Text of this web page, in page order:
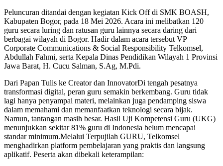
Peluncuran ditandai dengan kegiatan Kick Off di SMK BOASH,
Kabupaten Bogor, pada 18 Mei 2026. Acara ini melibatkan 120
guru secara luring dan ratusan guru lainnya secara daring dari
berbagai wilayah di Bogor. Hadir dalam acara tersebut VP
Corporate Communications & Social Responsibility Telkomsel,
Abdullah Fahmi, serta Kepala Dinas Pendidikan Wilayah 1 Provinsi
Jawa Barat, H. Cucu Salman, S.Ag, M.Pdi.
Dari Papan Tulis ke Creator dan InnovatorDi tengah pesatnya
transformasi digital, peran guru semakin berkembang. Guru tidak
lagi hanya penyampai materi, melainkan juga pendamping siswa
dalam memahami dan memanfaatkan teknologi secara bijak.
Namun, tantangan masih besar. Hasil Uji Kompetensi Guru (UKG)
menunjukkan sekitar 81% guru di Indonesia belum mencapai
standar minimum.Melalui Terpujilah GURU, Telkomsel
menghadirkan platform pembelajaran yang praktis dan langsung
aplikatif. Peserta akan dibekali keterampilan: